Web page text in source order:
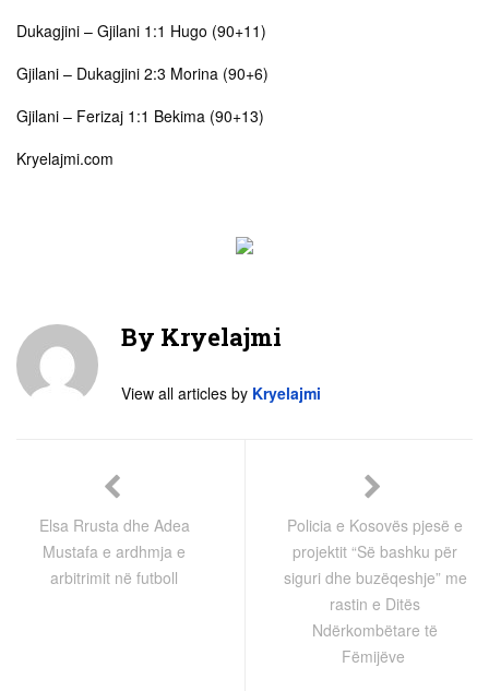
Dukagjini – Gjilani 1:1 Hugo (90+11)
Gjilani – Dukagjini 2:3 Morina (90+6)
Gjilani – Ferizaj 1:1 Bekima (90+13)
Kryelajmi.com
By Kryelajmi
View all articles by Kryelajmi
Elsa Rrusta dhe Adea
Mustafa e ardhmja e
arbitrimit në futboll
Policia e Kosovës pjesë e
projektit “Së bashku për
siguri dhe buzëqeshje” me
rastin e Ditës
Ndërkombëtare të
Fëmijëve